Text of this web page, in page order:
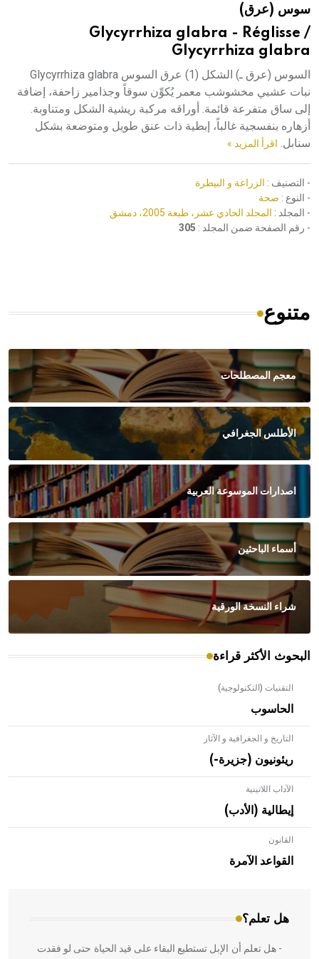
هيئة الموسوعة العربية تطلق موسوعات جديدة في عام 2026سوس (عرق)
Glycyrrhiza glabra - Réglisse /
Glycyrrhiza glabra
السوس (عرق ـ) الشكل (1) عرق السوس Glycyrrhiza glabra
نبات عشبي مخشوشب معمر يُكوِّن سوقاً وجذامير زاحفة، إضافة
إلى ساق متفرعة قائمة. أوراقه مركبة ريشية الشكل ومتناوبة.
أزهاره بنفسجية غالباً، إبطية ذات عنق طويل ومتوضعة بشكل
سنابل. اقرأ المزيد »
- التصنيف : الزراعة و البيطرة
- النوع : صحة
- المجلد : المجلد الحادي عشر، طبعة 2005، دمشق
- رقم الصفحة ضمن المجلد : 305
متنوع
معجم المصطلحات
الأطلس الجغرافي
اصدارات الموسوعة العربية
أسماء الباحثين
شراء النسخة الورقية
البحوث الأكثر قراءة
التقنيات (التكنولوجية)
الحاسوب
التاريخ و الجغرافية و الآثار
ريئونيون (جزيرة-)
الآداب اللاتينية
إيطالية (الأدب)
القانون
القواعد الآمرة
هل تعلم؟
- هل تعلم أن الأبلق نوع من الفنون الهندسية التي ارتبطت
بالعمارة الإسلامية في بلاد الشام ومصر خاصة، حيث يحرص
المعمار على بناء مداميكه وخاصة في الواجهات
- هل تعلم أن الإبل تستطيع البقاء على قيد الحياة حتى لو فقدت